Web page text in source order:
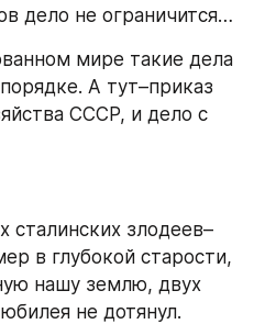
дело не ограничится…
мире такие дела
А тут–приказ
СССР, и дело с
сталинских злодеев–
в глубокой старости,
нашу землю, двух
не дотянул.